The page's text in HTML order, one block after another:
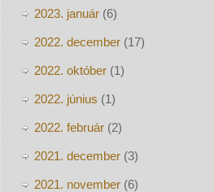
2023. január(6)
2022. december(17)
2022. október(1)
2022. június (1)
2022. február(2)
2021. december(3)
2021. november(6)